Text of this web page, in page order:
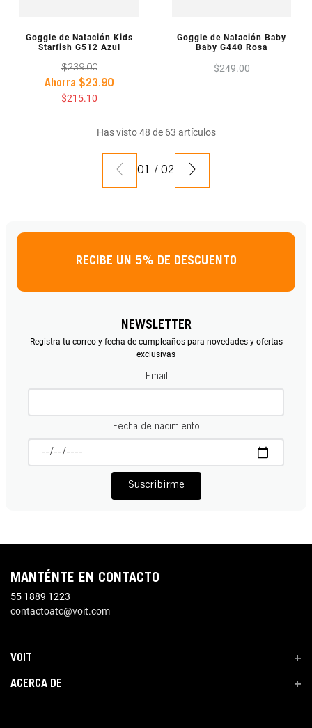
VISTA PREVIA
Goggle de Natación Kids
Starfish G512 Azul
$239.00
Ahorra $23.90
$215.10
VISTA PREVIA
Goggle de Natación Baby
Baby G440 Rosa
$249.00
Has visto48 de 63 artículos
01 / 02
RECIBE UN 5% DE DESCUENTO
NEWSLETTER
Registra tu correo y fecha de cumpleaños para novedades y ofertas
exclusivas
Email
Fecha de nacimiento
Suscribirme
MANTÉNTE EN CONTACTO
55 1889 1223
contactoatc@voit.com
VOIT +
ACERCA DE +